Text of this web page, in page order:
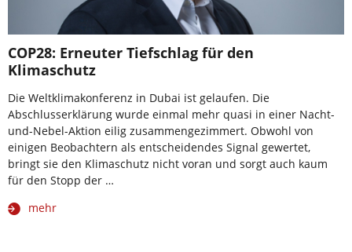
COP28: Erneuter Tiefschlag für den
Klimaschutz
Die Weltklimakonferenz in Dubai ist gelaufen. Die
Abschlusserklärung wurde einmal mehr quasi in einer Nacht-
und-Nebel-Aktion eilig zusammengezimmert. Obwohl von
einigen Beobachtern als entscheidendes Signal gewertet,
bringt sie den Klimaschutz nicht voran und sorgt auch kaum
für den Stopp der …
mehr